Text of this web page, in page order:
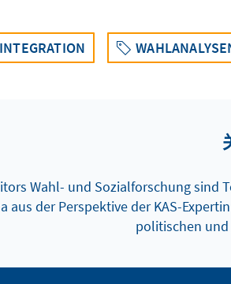
Wahl- und Sozialforschung
aus der Perspektive der KAS-
politischen